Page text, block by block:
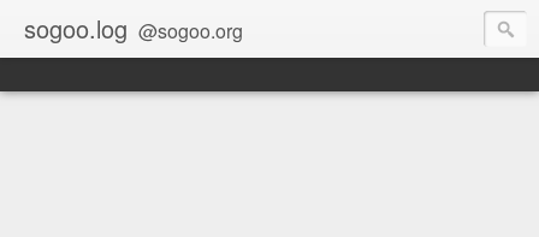
sogoo.log @sogoo.org